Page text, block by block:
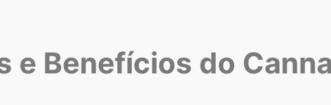
e Benefícios do